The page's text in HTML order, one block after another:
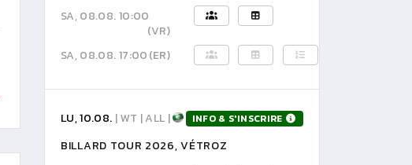
SA, 08.08. 10:00
(VR)
SA, 08.08. 17:00(ER)
LU, 10.08. | WT | ALL | INFO & S'INSCRIRE
BILLARD TOUR 2026, VÉTROZ